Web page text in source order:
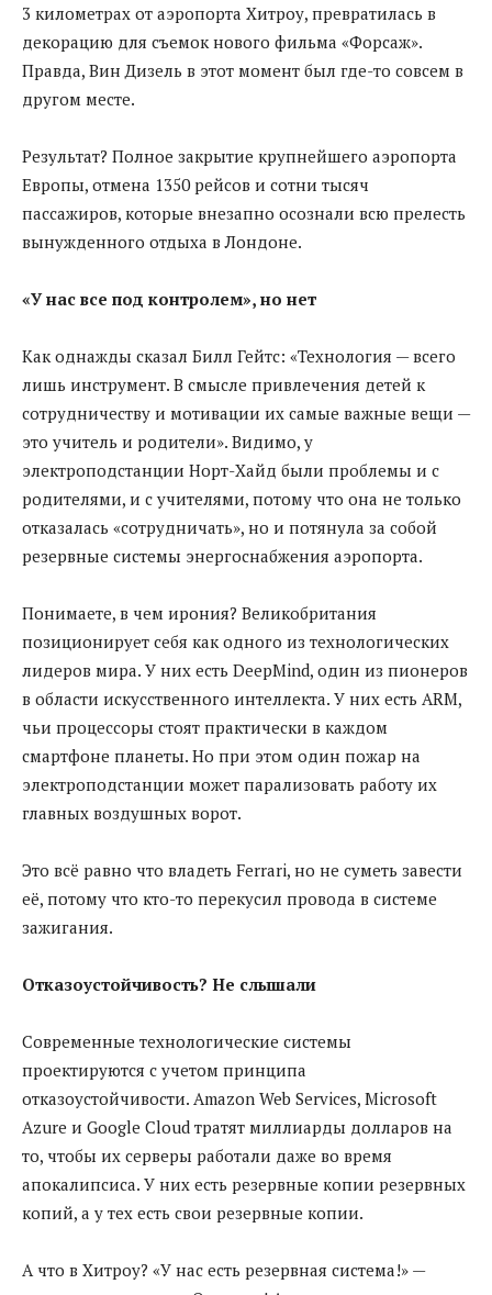
3 километрах от аэропорта Хитроу, превратилась в
декорацию для съемок нового фильма «Форсаж».
Правда, Вин Дизель в этот момент был где-то совсем в
другом месте.
Результат? Полное закрытие крупнейшего аэропорта
Европы, отмена 1350 рейсов и сотни тысяч
пассажиров, которые внезапно осознали всю прелесть
вынужденного отдыха в Лондоне.
«У нас все под контролем», но нет
Как однажды сказал Билл Гейтс: «Технология — всего
лишь инструмент. В смысле привлечения детей к
сотрудничеству и мотивации их самые важные вещи —
это учитель и родители». Видимо, у
электроподстанции Норт-Хайд были проблемы и с
родителями, и с учителями, потому что она не только
отказалась «сотрудничать», но и потянула за собой
резервные системы энергоснабжения аэропорта.
Понимаете, в чем ирония? Великобритания
позиционирует себя как одного из технологических
лидеров мира. У них есть DeepMind, один из пионеров
в области искусственного интеллекта. У них есть ARM,
чьи процессоры стоят практически в каждом
смартфоне планеты. Но при этом один пожар на
электроподстанции может парализовать работу их
главных воздушных ворот.
Это всё равно что владеть Ferrari, но не суметь завести
её, потому что кто-то перекусил провода в системе
зажигания.
Отказоустойчивость? Не слышали
Современные технологические системы
проектируются с учетом принципа
отказоустойчивости. Amazon Web Services, Microsoft
Azure и Google Cloud тратят миллиарды долларов на
то, чтобы их серверы работали даже во время
апокалипсиса. У них есть резервные копии резервных
копий, а у тех есть свои резервные копии.
А что в Хитроу? «У нас есть резервная система!» —